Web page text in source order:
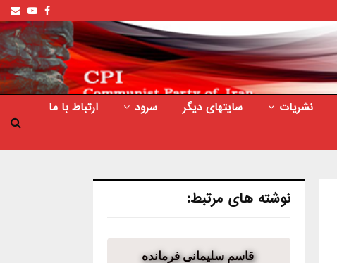
Facebook
نشریات سایتهای دیگر سرود
ارتباط با ما
نوشته های مرتبط:
قاسم سلیمانی فرمانده